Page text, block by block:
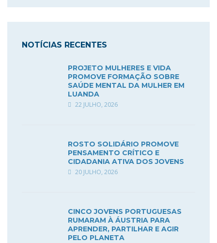
NOTÍCIAS RECENTES
PROJETO MULHERES E VIDA
PROMOVE FORMAÇÃO SOBRE
SAÚDE MENTAL DA MULHER EM
LUANDA
22 JULHO, 2026
ROSTO SOLIDÁRIO PROMOVE
PENSAMENTO CRÍTICO E
CIDADANIA ATIVA DOS JOVENS
20 JULHO, 2026
CINCO JOVENS PORTUGUESAS
RUMARAM À ÁUSTRIA PARA
APRENDER, PARTILHAR E AGIR
PELO PLANETA